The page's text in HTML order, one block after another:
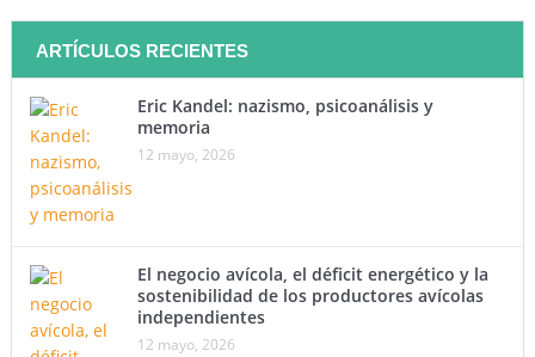
ARTÍCULOS RECIENTES
Eric Kandel: nazismo, psicoanálisis y
memoria
12 mayo, 2026
El negocio avícola, el déficit energético y la
sostenibilidad de los productores avícolas
independientes
12 mayo, 2026